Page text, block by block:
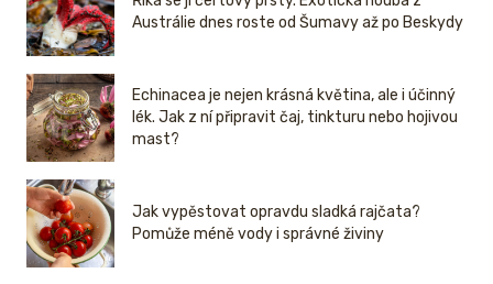
Austrálie dnes roste od Šumavy až po Beskydy
Echinacea je nejen krásná květina, ale i účinný
lék. Jak z ní připravit čaj, tinkturu nebo hojivou
mast?
Jak vypěstovat opravdu sladká rajčata?
Pomůže méně vody i správné živiny